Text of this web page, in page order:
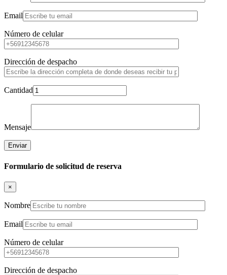
Email
Número de celular
Dirección de despacho
Cantidad
Mensaje
Formulario de solicitud de reserva
×
Nombre
Email
Número de celular
Dirección de despacho